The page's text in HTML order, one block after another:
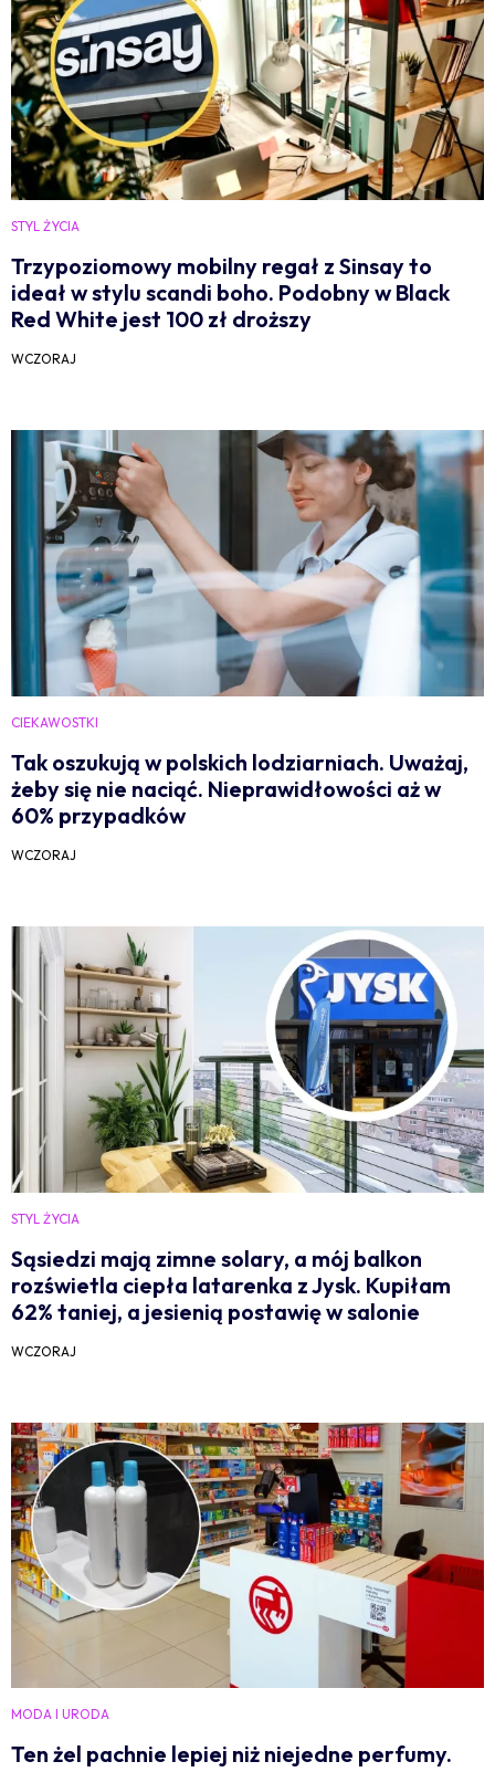
STYL ŻYCIA
Trzypoziomowy mobilny regał z Sinsay to
ideał w stylu scandi boho. Podobny w Black
Red White jest 100 zł droższy
WCZORAJ
CIEKAWOSTKI
Tak oszukują w polskich lodziarniach. Uważaj,
żeby się nie naciąć. Nieprawidłowości aż w
60% przypadków
WCZORAJ
STYL ŻYCIA
Sąsiedzi mają zimne solary, a mój balkon
rozświetla ciepła latarenka z Jysk. Kupiłam
62% taniej, a jesienią postawię w salonie
WCZORAJ
MODA I URODA
Ten żel pachnie lepiej niż niejedne perfumy.